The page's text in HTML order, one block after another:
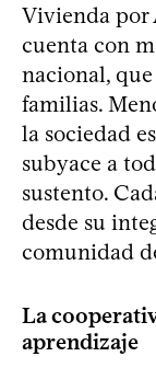
Vivienda por
cuenta con
nacional,
familias.
la sociedad
subyace a
sustento.
desde su
comunidad
La
aprendizaje